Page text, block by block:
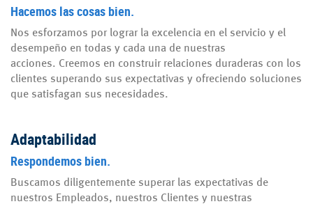
Hacemos las cosas bien.
Nos esforzamos por lograr la excelencia en el servicio y el
desempeño en todas y cada una de nuestras
acciones. Creemos en construir relaciones duraderas con los
clientes superando sus expectativas y ofreciendo soluciones
que satisfagan sus necesidades.
Adaptabilidad
Respondemos bien.
Buscamos diligentemente superar las expectativas de
nuestros Empleados, nuestros Clientes y nuestras